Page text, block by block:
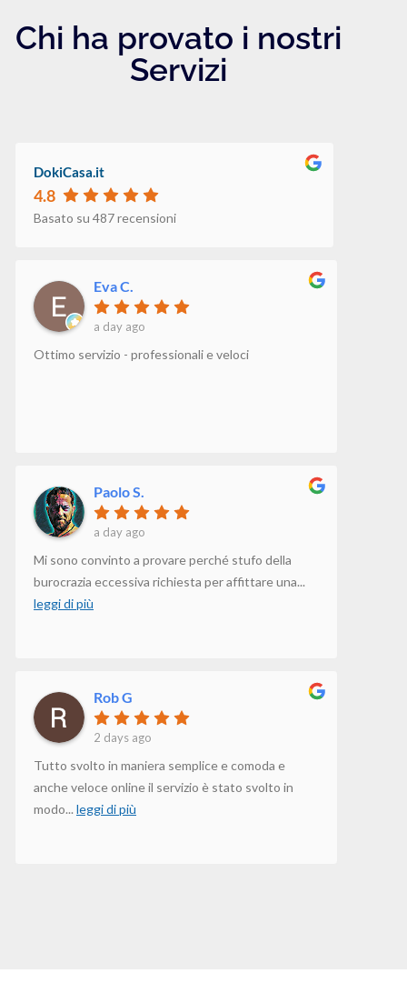
Chi ha provato i nostri
Servizi
DokiCasa.it
4.8
Basato su 487 recensioni
Eva C.
a day ago
Ottimo servizio - professionali e veloci
Paolo S.
a day ago
Mi sono convinto a provare perché stufo della
burocrazia eccessiva richiesta per affittare una...
leggi di più
Rob G
2 days ago
Tutto svolto in maniera semplice e comoda e
anche veloce online il servizio è stato svolto in
modo... leggi di più